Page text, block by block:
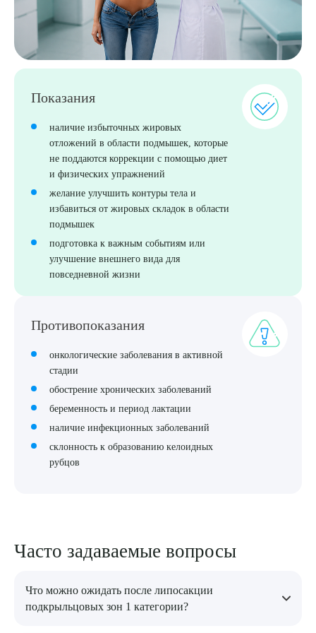
Показания
наличие избыточных жировых
отложений в области подмышек, которые
не поддаются коррекции с помощью диет
и физических упражнений
желание улучшить контуры тела и
избавиться от жировых складок в области
подмышек
подготовка к важным событиям или
улучшение внешнего вида для
повседневной жизни
Противопоказания
онкологические заболевания в активной
стадии
обострение хронических заболеваний
беременность и период лактации
наличие инфекционных заболеваний
склонность к образованию келоидных
рубцов
Часто задаваемые вопросы
Что можно ожидать после липосакции
подкрыльцовых зон 1 категории?
Я даю согласие наобработку персональных данных
Выберите сопутствующую услугу